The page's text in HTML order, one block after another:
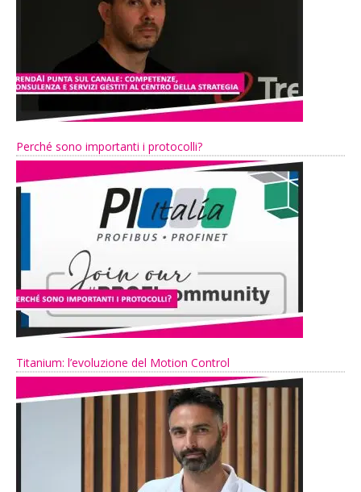
Perché sono importanti i protocolli?
Titanium: l’evoluzione del Motion Control